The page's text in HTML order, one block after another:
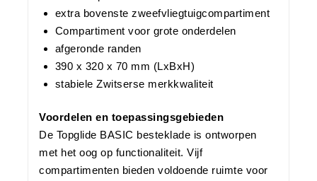
extra bovenste zweefvliegtuigcompartiment
Compartiment voor grote onderdelen
afgeronde randen
390 x 320 x 70 mm (LxBxH)
stabiele Zwitserse merkkwaliteit
Voordelen en toepassingsgebieden
De Topglide BASIC besteklade is ontworpen
met het oog op functionaliteit. Vijf
compartimenten bieden voldoende ruimte voor